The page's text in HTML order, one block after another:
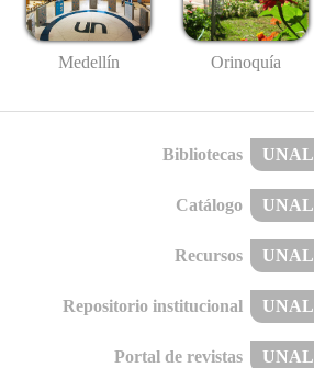
Medellín Orinoquía
Bibliotecas UNAL
Catálogo UNAL
Recursos UNAL
Repositorio institucional UNAL
Portal de revistas UNAL